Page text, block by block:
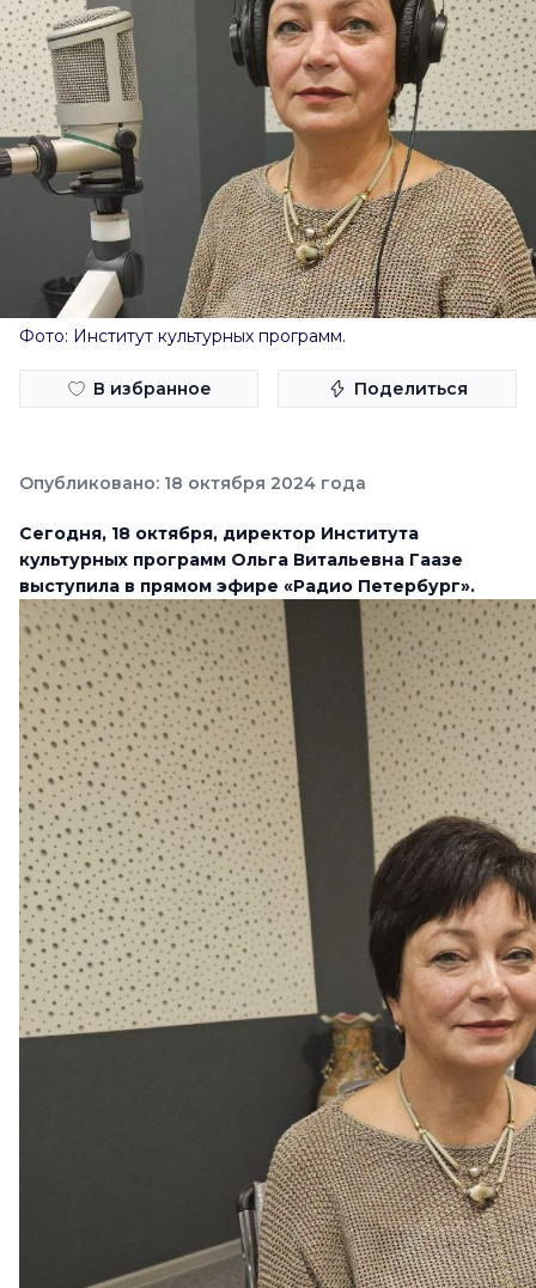
Фото: Институт культурных программ.
В избранное Поделиться
Опубликовано: 18 октября 2024 года
Сегодня, 18 октября, директор Института
культурных программ Ольга Витальевна Гаазе
выступила в прямом эфире «Радио Петербург».